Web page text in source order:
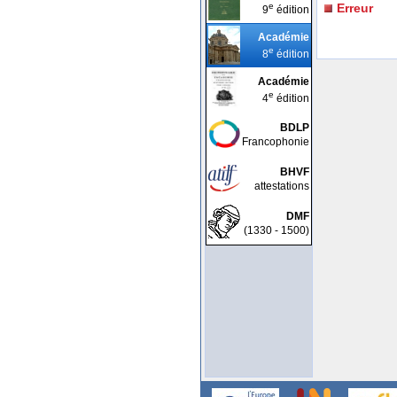
9e édition
Académie
8e édition
Académie
4e édition
BDLP
Francophonie
BHVF
attestations
DMF
(1330 - 1500)
Erreur